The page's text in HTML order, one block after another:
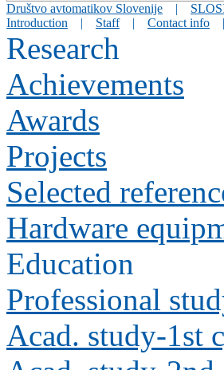
Društvo avtomatikov Slovenije |
Introduction
| Staff | Contact info |
Research
Achievements
Awards
Projects
Selected
Hardware
Education
Professional
Acad. study-1st